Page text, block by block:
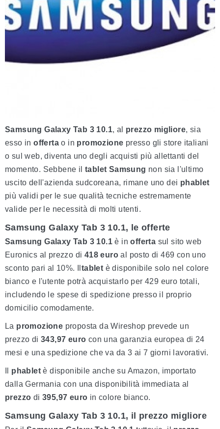
Samsung Galaxy Tab 3 10.1, al prezzo migliore, sia
esso inofferta o in promozione presso gli store italiani
o sul web, diventa uno degli acquisti più allettanti del
momento. Sebbene il tablet Samsung non sia l'ultimo
uscito dell'azienda sudcoreana, rimane uno dei phablet
più validi per le sue qualità tecniche estremamente
valide per le necessità di molti utenti.
Samsung Galaxy Tab 3 10.1, le offerte
Samsung Galaxy Tab 3 10.1 è inofferta sul sito web
Euronics al prezzo di 418 euro al posto di 469 con uno
sconto pari al 10%. Il tablet è disponibile solo nel colore
bianco e l'utente potrà acquistarlo per 429 euro totali,
includendo le spese di spedizione presso il proprio
domicilio comodamente.
La promozione proposta da Wireshop prevede un
prezzo di343,97 euro con una garanzia europea di 24
mesi e una spedizione che va da 3 ai 7 giorni lavorativi.
phablet è disponibile anche su Amazon, importato
dalla Germania con una disponibilità immediata al
prezzo di395,97 euro in colore bianco.
Samsung Galaxy Tab 3 10.1, il prezzo migliore